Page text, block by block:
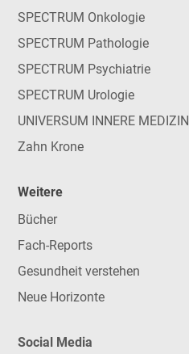
SPECTRUM Onkologie
SPECTRUM Pathologie
SPECTRUM Psychiatrie
SPECTRUM Urologie
UNIVERSUM INNERE MEDIZIN
Zahn Krone
Weitere
Bücher
Fach-Reports
Gesundheit verstehen
Neue Horizonte
Social Media